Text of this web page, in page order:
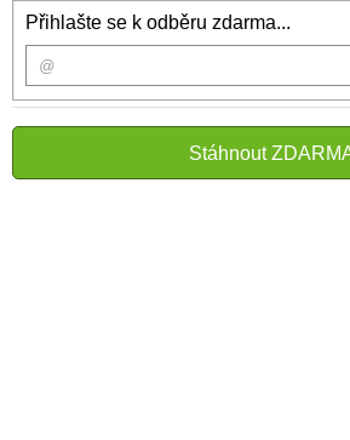
Přihlašte se k odběru zdarma...
Stáhnout